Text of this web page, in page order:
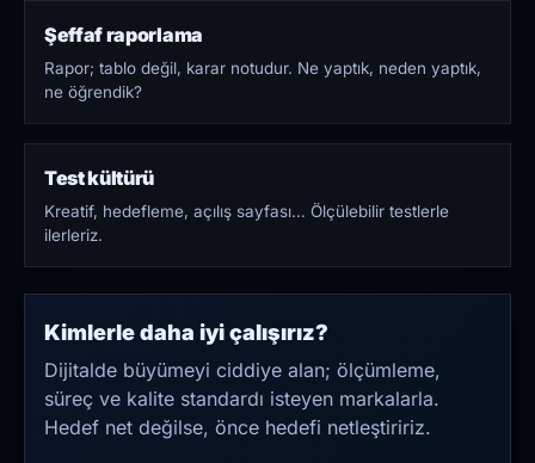
Şeffaf raporlama
Rapor; tablo değil, karar notudur. Ne yaptık, neden yaptık,
ne öğrendik?
Test kültürü
Kreatif, hedefleme, açılış sayfası… Ölçülebilir testlerle
ilerleriz.
Kimlerle daha iyi çalışırız?
Dijitalde büyümeyi ciddiye alan; ölçümleme,
süreç ve kalite standardı isteyen markalarla.
Hedef net değilse, önce hedefi netleştiririz.